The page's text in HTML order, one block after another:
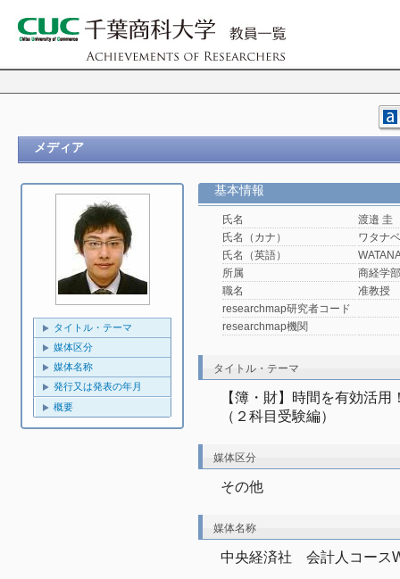
メディア
タイトル・テーマ
媒体区分
媒体名称
発行又は発表の年月
概要
基本情報
氏名
渡邉 圭
氏名（カナ）
ワタナ
氏名（英語）
所属
商経学部
職名
准教授
researchmap研究者コード
researchmap機関
タイトル・テーマ
【簿・財】時間を有効活
（２科目受験編）
媒体区分
その他
媒体名称
中央経済社　会計人コース